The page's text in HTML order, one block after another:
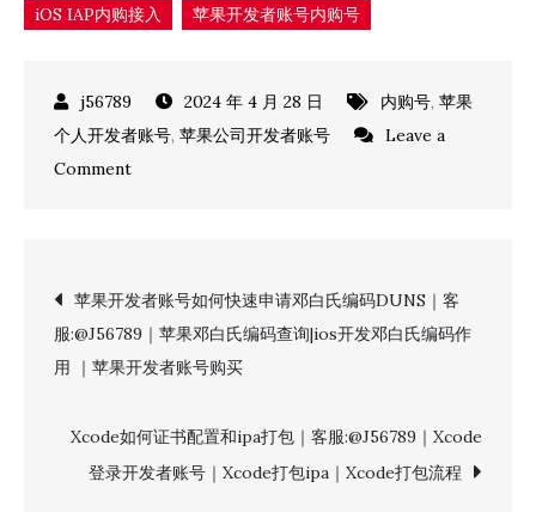
iOS IAP内购接入 苹果开发者账号内购号
2024 年 4 月 28 日 内购号, 苹果
个人开发者账号, 苹果公司开发者账号
Leave a
Commenton
购
接
入
客
服:@J56789
文
章
导
航
苹果开发者账号如何快速申请邓白氏编码DUNS｜客
服:@J56789｜苹果邓白氏编码查询|ios开发邓白氏编码作
用 ｜苹果开发者账号购买
Xcode如何证书配置和ipa打包｜客服:@J56789｜Xcode
登录开发者账号｜Xcode打包ipa｜Xcode打包流程